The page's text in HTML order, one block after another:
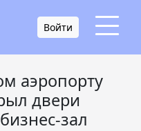
Войти
аэропорту
двери
зал